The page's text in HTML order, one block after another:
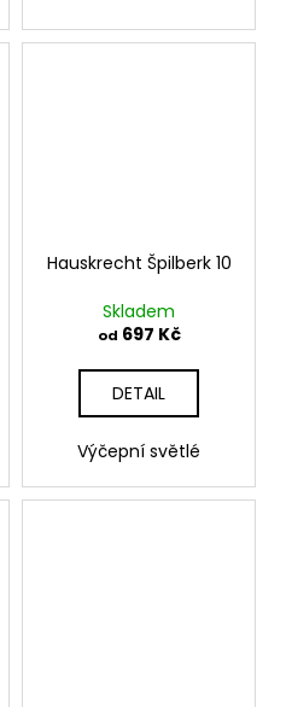
Hauskrecht Špilberk 10
Skladem
od 697 Kč
DETAIL
Výčepní světlé